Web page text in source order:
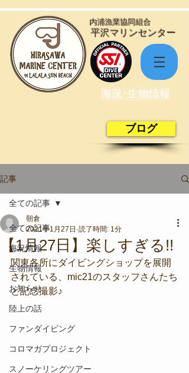
​平沢マリンセンター
​内浦漁業協同組合
海況･生物情報
ブログ
記事
全ての記事
海況情報
生物情報
お知らせ
陸上の話
ファンダイビング
コロマガプロジェクト
スノーケリングツアー
全ての記事
【1月27日】楽しすぎる!!
朝倉
2021年1月27日 読了時間: 1分
関東各所にダイビングショップを展開
されている、mic21のスタッフさんたち
と記念撮影♪